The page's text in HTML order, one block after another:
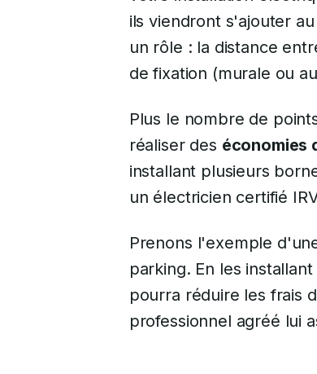
ils viendront s'ajouter
un rôle : la distance
de fixation (murale ou
Plus le nombre de
réaliser des économies
installant plusieurs
un électricien certifié
Prenons l'exemple
parking. En les
pourra réduire les frais
professionnel agréé lui